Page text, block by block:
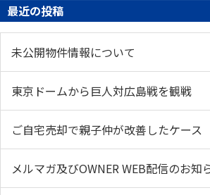
最近の投稿
未公開物件情報について
東京ドームから巨人対広島戦を観戦
ご自宅売却で親子仲が改善したケース
メルマガ及びOWNER WEB配信のお知